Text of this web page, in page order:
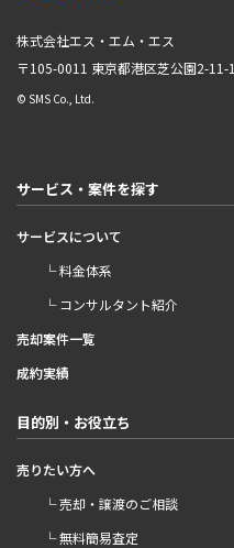
株式会社エス・エム・エス
〒105-0011 東京都港区芝公園2-11-1
© SMS Co., Ltd.
サービス・案件を探す
サービスについて
└ 料金体系
└ コンサルタント紹介
売却案件一覧
成約実績
目的別・お役立ち
売りたい方へ
└ 売却・譲渡のご相談
└ 無料簡易査定